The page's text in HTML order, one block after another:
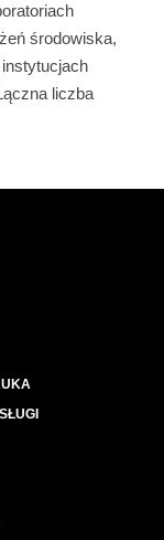
środowiska,
liczba